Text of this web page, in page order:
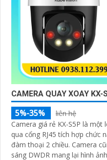
CAMERA QUAY XOAY KX-
5%-35%
liên hệ
Camera giá rẻ KX-S5P là một
qua cổng RJ45 tích hợp chức
đàm thoại 2 chiều. Camera cũng được trang bị chống ngược
sáng DWDR mang lại hình